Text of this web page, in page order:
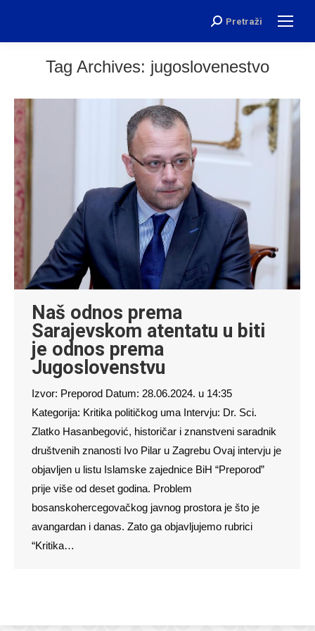
Search:
Pretraži
Tag Archives: jugoslovenestvo
Naš odnos prema
Sarajevskom atentatu u biti
je odnos prema
Jugoslovenstvu
Izvor: Preporod Datum: 28.06.2024. u 14:35
Kategorija: Kritika političkog uma Intervju: Dr. Sci.
Zlatko Hasanbegović, historičar i znanstveni saradnik
društvenih znanosti Ivo Pilar u Zagrebu Ovaj intervju je
objavljen u listu Islamske zajednice BiH “Preporod”
prije više od deset godina. Problem
bosanskohercegovačkog javnog prostora je što je
avangardan i danas. Zato ga objavljujemo rubrici
“Kritika…